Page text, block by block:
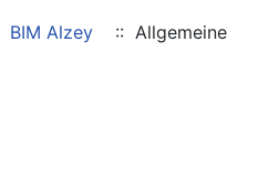
BIM Alzey
:: Allgemeine